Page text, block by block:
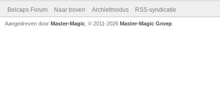
Belcaps Forum Naar boven Archiefmodus RSS-syndicatie
Aangedreven door Master-Magic , © 2011-2026 Master-Magic Groep